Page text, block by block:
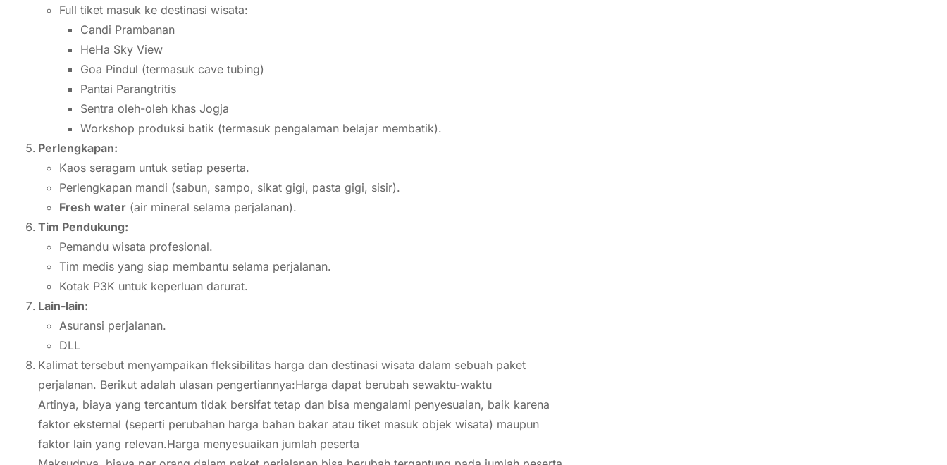
Full tiket masuk ke destinasi wisata:
Candi Prambanan
HeHa Sky View
Goa Pindul (termasuk cave tubing)
Pantai Parangtritis
Sentra oleh-oleh khas Jogja
Workshop produksi batik (termasuk pengalaman belajar membatik).
Perlengkapan:
Kaos seragam untuk setiap peserta.
Perlengkapan mandi (sabun, sampo, sikat gigi, pasta gigi, sisir).
Fresh water (air mineral selama perjalanan).
Tim Pendukung:
Pemandu wisata profesional.
Tim medis yang siap membantu selama perjalanan.
Kotak P3K untuk keperluan darurat.
Lain-lain:
Asuransi perjalanan.
DLL
Kalimat tersebut menyampaikan fleksibilitas harga dan destinasi wisata dalam sebuah paket
perjalanan. Berikut adalah ulasan pengertiannya:Harga dapat berubah sewaktu-waktu
Artinya, biaya yang tercantum tidak bersifat tetap dan bisa mengalami penyesuaian, baik karena
faktor eksternal (seperti perubahan harga bahan bakar atau tiket masuk objek wisata) maupun
faktor lain yang relevan.Harga menyesuaikan jumlah peserta